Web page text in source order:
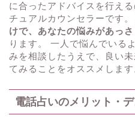
に合ったアドバイスを行え
チュアルカウンセラーです。
けで、あなたの悩みがあっ
ります。 一人で悩んでいる
みを相談したうえで、良い
てみることをオススメします
電話占いのメリット・